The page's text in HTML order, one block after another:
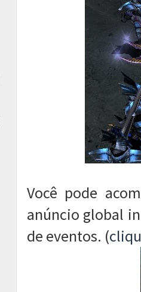
Você pode
anúncio global
de eventos. (